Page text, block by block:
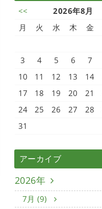
<<
2026年8月
月
火 水 木 金
3
4 5 6 7
10
11 12 13 14
17
18 19 20 21
24
25 26 27 28
31
アーカイブ
2026年
7月 (9)